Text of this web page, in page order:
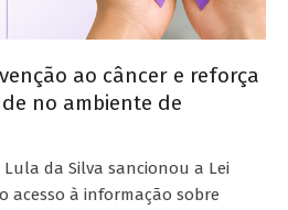
ao câncer e reforça
no ambiente de
da Silva sancionou a Lei
acesso à informação sobre